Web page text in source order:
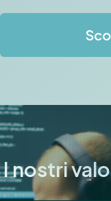
I nostri